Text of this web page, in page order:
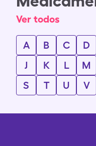
Ver todos
A B C D
J
K L M
S
T U V